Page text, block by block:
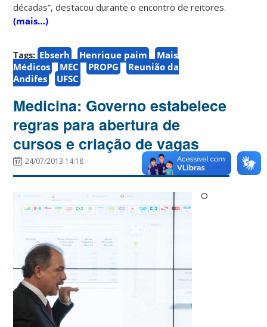
décadas”, destacou durante o encontro de reitores.
(mais…)
Tags: Ebserh Henrique paim
Mais
Médicos
MEC PROPG
Reunião da
Andifes
UFSC
Medicina: Governo estabelece
regras para abertura de
cursos e criação de vagas
24/07/2013 14:18
O